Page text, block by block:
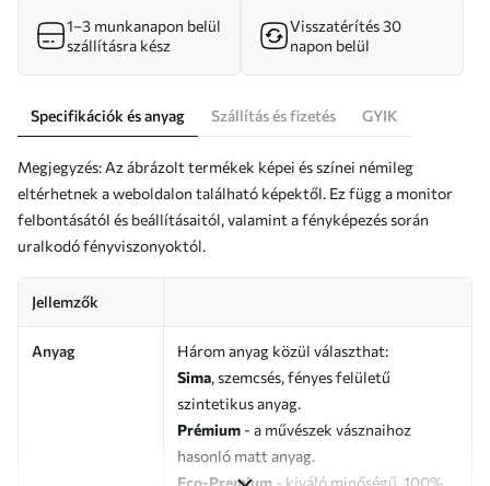
1–3 munkanapon belül
szállításra kész
Visszatérítés 30
napon belül
Specifikációk és anyag Szállítás és fizetés GYIK
Megjegyzés: Az ábrázolt termékek képei és színei némileg
eltérhetnek a weboldalon található képektől. Ez függ a monitor
felbontásától és beállításaitól, valamint a fényképezés során
uralkodó fényviszonyoktól.
Jellemzők
Anyag
Három anyag közül választhat:
Sima, szemcsés, fényes felületű
szintetikus anyag.
Prémium - a művészek vásznaihoz
hasonló matt anyag.
Eco-Premium - kiváló minőségű, 100%